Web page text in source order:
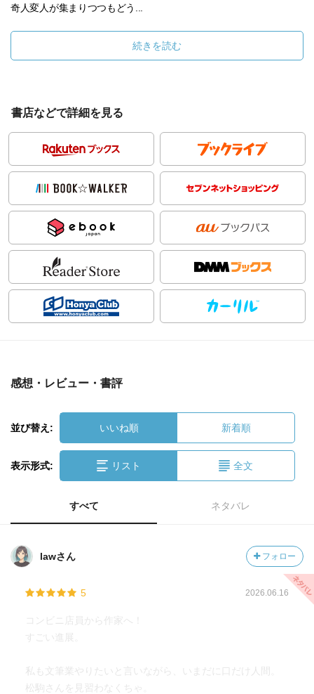
奇人変人が集まりつつもどう...
続きを読む
書店などで詳細を見る
感想・レビュー・書評
並び替え: いいね順 新着順
表示形式: リスト 全文
すべて ネタバレ
lawさん フォロー
5 2026.06.16
コンビニ店員から作家へ！
すごい進展。
私も文筆業やりたいと言いながら、いまだに口だけ人間。
松駒さんを見習わなくちゃ。